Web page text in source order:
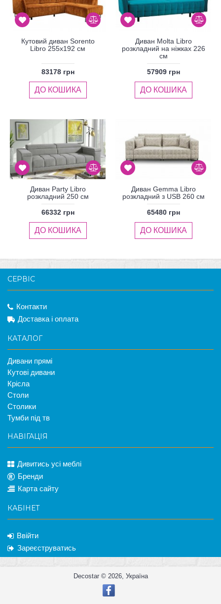
Кутовий диван Sorento
Libro 255x192 см
83178 грн
ДО КОШИКА
Диван Molta Libro
розкладний на ніжках 226
см
57909 грн
ДО КОШИКА
Диван Party Libro
розкладний 250 см
66332 грн
ДО КОШИКА
Диван Gemma Libro
розкладний з USB 260 см
65480 грн
ДО КОШИКА
СЕРВІС
Контакти
Доставка і оплата
КАТАЛОГ
Дивани прямі
Кутові дивани
Крісла
Столи
Столики
Тумби під тв
НАВІГАЦІЯ
Дивитись усі меблі
Бренди
Карта сайту
КАБІНЕТ
Ввійти
Зареєструватись
Decostar © 2026, Україна